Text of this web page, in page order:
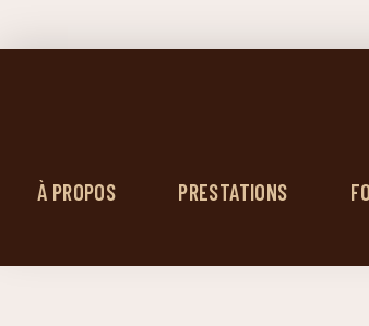
À PROPOS PRESTATIONS